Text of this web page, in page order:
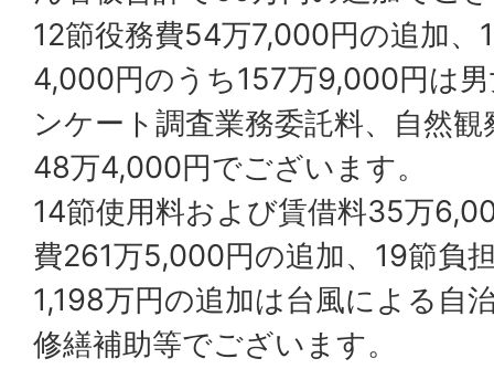
12節役務費54万7,000円の追加、
4,000円のうち157万9,000円は
ンケート調査業務委託料、自然
48万4,000円でございます。
14節使用料および賃借料35万
費261万5,000円の追加、19節負
1,198万円の追加は台風による自
修繕補助等でございます。